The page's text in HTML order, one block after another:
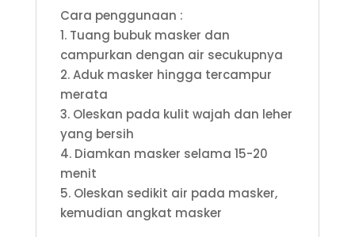
Cara penggunaan :
1. Tuang bubuk masker dan
campurkan dengan air secukupnya
2. Aduk masker hingga tercampur
merata
3. Oleskan pada kulit wajah dan leher
yang bersih
4. Diamkan masker selama 15-20
menit
5. Oleskan sedikit air pada masker,
kemudian angkat masker